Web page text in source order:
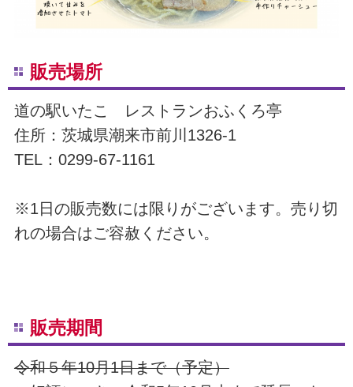
販売場所
道の駅いたこ レストランおふくろ亭
住所：茨城県潮来市前川1326-1
TEL：0299-67-1161
※1日の販売数には限りがございます。売り切
れの場合はご容赦ください。
販売期間
令和５年10月1日まで（予定）